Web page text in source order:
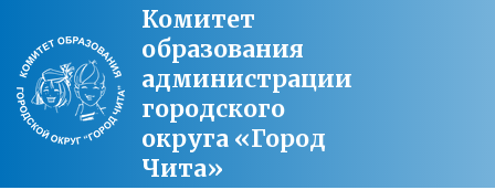
Комитет
образования
администрации
городского
округа «Город
Чита»